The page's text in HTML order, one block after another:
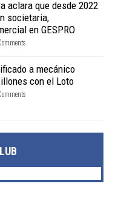
aclara que desde 2022
societaria,
en GESPRO
a mecánico
con el Loto